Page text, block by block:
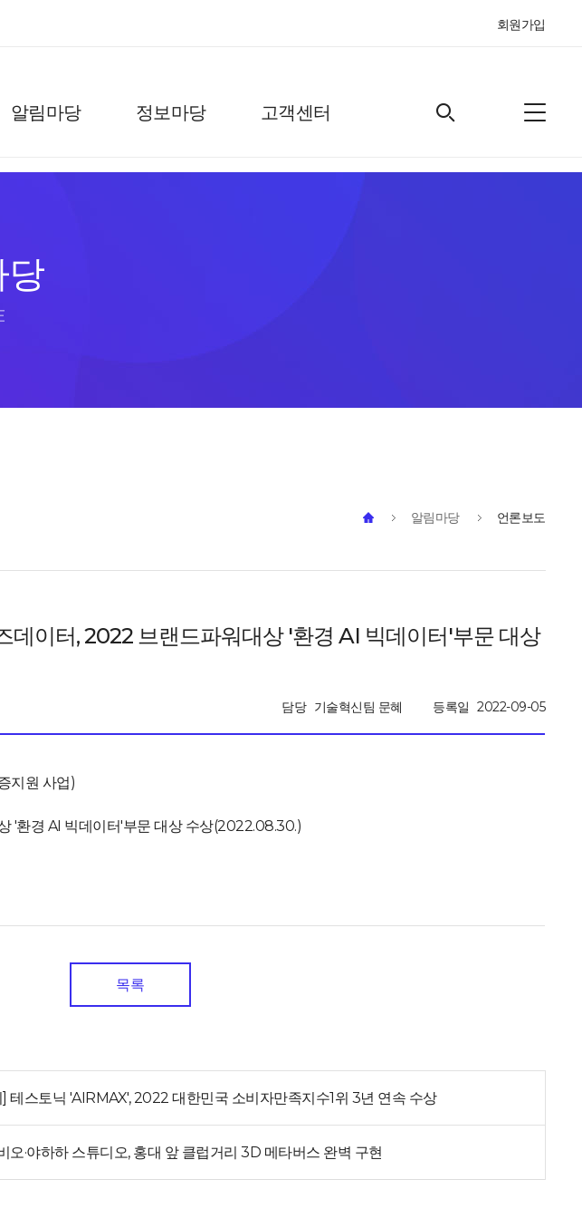
회원가입
알림마당 정보마당 고객센터
당
알림마당 언론보도
데이터, 2022 브랜드파워대상 '환경 AI 빅데이터'부문 대상
담당 기술혁신팀 문혜 등록일 2022-09-05
지원 사업)
'환경 AI 빅데이터'부문 대상 수상(2022.08.30.)
목록
테스토닉 'AIRMAX', 2022 대한민국 소비자만족지수1위 3년 연속 수상
오·야하하 스튜디오, 홍대 앞 클럽거리 3D 메타버스 완벽 구현